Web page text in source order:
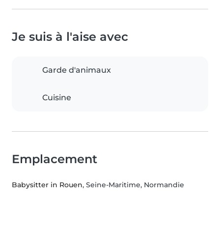
Je suis à l'aise avec
Garde d'animaux
Cuisine
Emplacement
Babysitter in Rouen, Seine-Maritime, Normandie